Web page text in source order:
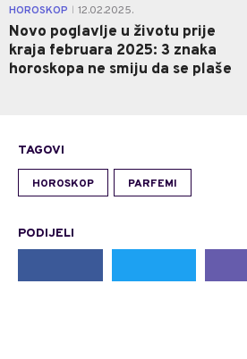
HOROSKOP 12.02.2025.
Novo poglavlje u životu prije
kraja februara 2025: 3 znaka
horoskopa ne smiju da se plaše
TAGOVI
HOROSKOP PARFEMI
PODIJELI